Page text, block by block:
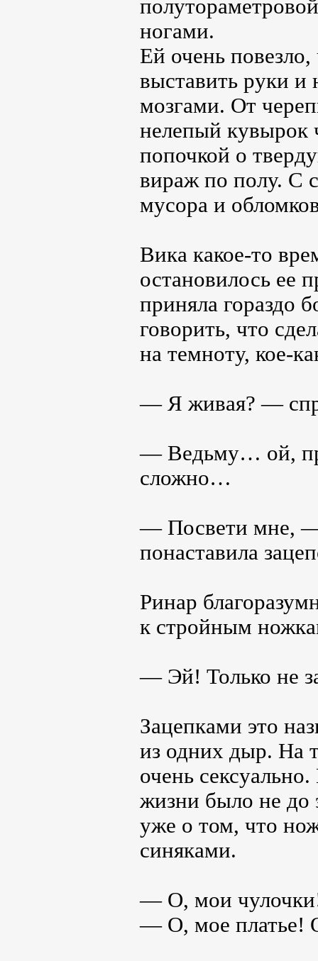
ногами.
Ей очень
выставить руки и
мозгами. От
нелепый кувырок
попочкой о
вираж по полу. С
мусора и
Вика какое-то
остановилось ее
приняла гораздо
говорить, что
на темноту, кое-
— Я живая? —
— Ведьму… ой,
сложно…
— Посвети мне, —
понаставила
Ринар
к стройным
— Эй! Только не
Зацепками это
из одних дыр. На
очень
жизни было не до
уже о том, что
синяками.
— О, мои
— О, мое платье!